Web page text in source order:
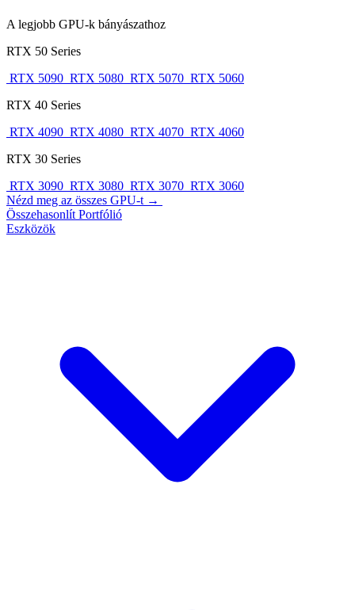
A legjobb GPU-k bányászathoz
RTX 50 Series
RTX 5090 RTX 5080 RTX 5070 RTX 5060
RTX 40 Series
RTX 4090 RTX 4080 RTX 4070 RTX 4060
RTX 30 Series
RTX 3090 RTX 3080 RTX 3070 RTX 3060
Nézd meg az összes GPU-t →
Összehasonlít Portfólió
Eszközök